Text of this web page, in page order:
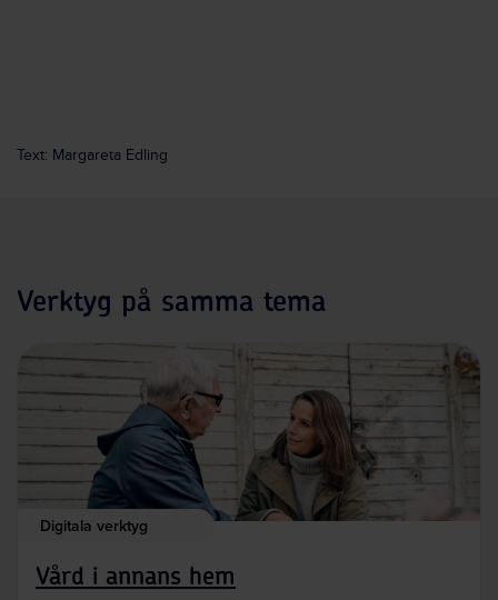
Text: Margareta Edling
Verktyg på samma tema
Digitala verktyg
Vård i annans hem